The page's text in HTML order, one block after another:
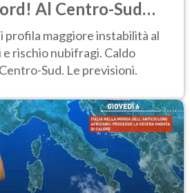
Al Centro-Sud
profila maggiore instabilità al
rischio nubifragi. Caldo
Sud. Le previsioni.